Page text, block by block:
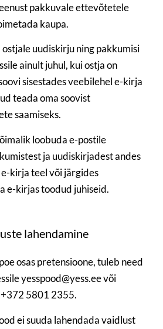
pakkuvale ettevõtetele
kaupa.
uudiskirju ning pakkumisi
ainult juhul, kui ostja on
sisestades veebilehel e-kirja
teada oma soovist
saamiseks.
loobuda e-postile
ja uudiskirjadest andes
kirja teel või järgides
e-kirjas toodud juhiseid.
lahendamine
osas pretensioone, tuleb need
yesspood@yess.ee või
5801 2355.
ei suuda lahendada vaidlust